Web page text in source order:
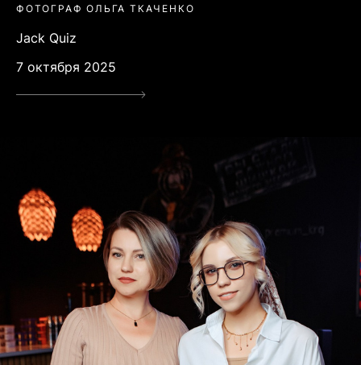
ФОТОГРАФ ОЛЬГА ТКАЧЕНКО
Jack Quiz
7 октября 2025